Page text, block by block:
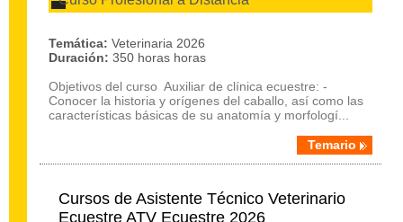
Temática: Veterinaria 2026
Duración: 350 horas horas
Objetivos del curso Auxiliar de clínica ecuestre: -
Conocer la historia y orígenes del caballo, así como las
características básicas de su anatomía y morfologí...
Temario
Cursos de Asistente Técnico Veterinario
Ecuestre ATV Ecuestre 2026